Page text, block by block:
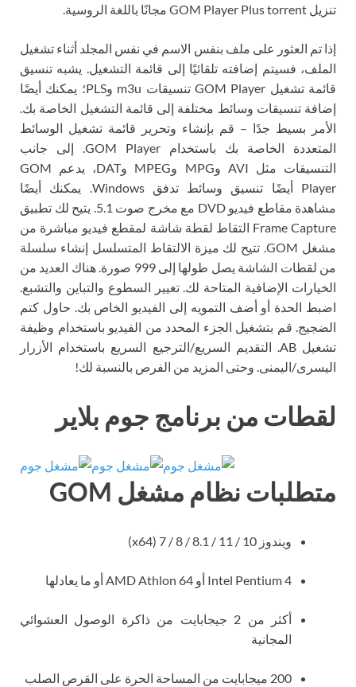
تنزيل GOM Player Plus torrent مجانًا باللغة الروسية.
إذا تم العثور على ملف بنفس الاسم في نفس المجلد أثناء تشغيل
الملف، فسيتم إضافته تلقائيًا إلى قائمة التشغيل. يشبه تنسيق
قائمة تشغيل GOM Player تنسيقات m3u وPLS؛ يمكنك أيضًا
إضافة تنسيقات وسائط مختلفة إلى قائمة التشغيل الخاصة بك.
الأمر بسيط جدًا – قم بإنشاء وتحرير قائمة تشغيل الوسائط
المتعددة الخاصة بك باستخدام GOM Player. إلى جانب
التنسيقات مثل AVI وMPG وMPEG وDAT، يدعم GOM
Player أيضًا تنسيق وسائط تدفق Windows. يمكنك أيضًا
مشاهدة مقاطع فيديو DVD مع مخرج صوت 5.1. يتيح لك تطبيق
Frame Capture التقاط لقطة شاشة لمقطع فيديو مباشرة من
مشغل GOM. تتيح لك ميزة الالتقاط المتسلسل إنشاء سلسلة
من لقطات الشاشة يصل طولها إلى 999 صورة. هناك العديد من
الخيارات الإضافية المتاحة لك. تغيير السطوع والتباين والتشبع.
اضبط الحدة أو أضف التمويه إلى الفيديو الخاص بك. حاول كتم
الضجيج. قم بتشغيل الجزء المحدد من الفيديو باستخدام وظيفة
تشغيل AB. التقديم السريع/الترجيع السريع باستخدام الأزرار
اليسرى/اليمنى. وحتى المزيد من الفرص بالنسبة لك!
لقطات من برنامج جوم بلاير
متطلبات نظام مشغل GOM
ويندوز 10 / 11 / 8.1 / 8 / 7 (x64)
Intel Pentium 4 أو AMD Athlon 64 أو ما يعادلها
أكثر من 2 جيجابايت من ذاكرة الوصول العشوائي
المجانية
200 ميجابايت من المساحة الحرة على القرص الصلب